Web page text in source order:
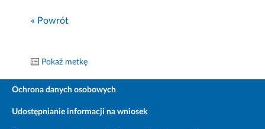
« Powrót
Pokaż metkę
Ochrona danych osobowych
Udostępnianie informacji na wniosek